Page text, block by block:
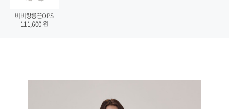
비비캉롱끈OPS
111,600원